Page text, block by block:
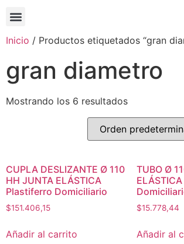
Inicio / Productos etiquetados “gran
gran diametro
Mostrando los 6 resultados
CUPLA DESLIZANTE Ø 110
HH JUNTA ELÁSTICA
Plastiferro Domiciliario
$151.406,15
Añadir al carrito
TUBO Ø
$15.778,44
Añadir al